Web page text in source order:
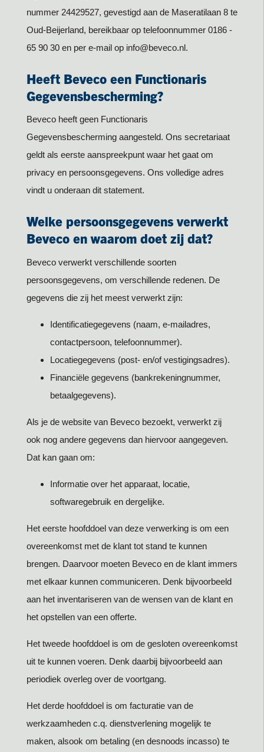
nummer 24429527, gevestigd aan de Maseratilaan 8 te
Oud-Beijerland, bereikbaar op telefoonnummer 0186 -
65 90 30 en per e-mail op info@beveco.nl.
Heeft Beveco een Functionaris
Gegevensbescherming?
Beveco heeft geen Functionaris
Gegevensbescherming aangesteld. Ons secretariaat
geldt als eerste aanspreekpunt waar het gaat om
privacy en persoonsgegevens. Ons volledige adres
vindt u onderaan dit statement.
Welke persoonsgegevens verwerkt
Beveco en waarom doet zij dat?
Beveco verwerkt verschillende soorten
persoonsgegevens, om verschillende redenen. De
gegevens die zij het meest verwerkt zijn:
Identificatiegegevens (naam, e-mailadres,
contactpersoon, telefoonnummer).
Locatiegegevens (post- en/of vestigingsadres).
Financiële gegevens (bankrekeningnummer,
betaalgegevens).
Als je de website van Beveco bezoekt, verwerkt zij
ook nog andere gegevens dan hiervoor aangegeven.
Dat kan gaan om:
Informatie over het apparaat, locatie,
softwaregebruik en dergelijke.
Het eerste hoofddoel van deze verwerking is om een
overeenkomst met de klant tot stand te kunnen
brengen. Daarvoor moeten Beveco en de klant immers
met elkaar kunnen communiceren. Denk bijvoorbeeld
aan het inventariseren van de wensen van de klant en
het opstellen van een offerte.
Het tweede hoofddoel is om de gesloten overeenkomst
uit te kunnen voeren. Denk daarbij bijvoorbeeld aan
periodiek overleg over de voortgang.
Het derde hoofddoel is om facturatie van de
werkzaamheden c.q. dienstverlening mogelijk te
maken, alsook om betaling (en desnoods incasso) te